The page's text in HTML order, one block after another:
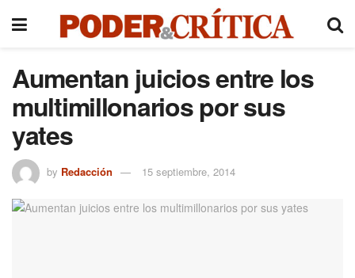
Aumentan juicios entre los
multimillonarios por sus
yates
by Redacción 15 septiembre, 2014